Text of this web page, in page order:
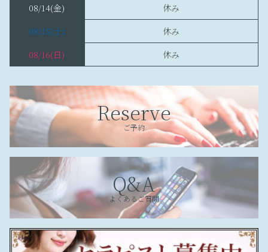
08/14(金)
08/15(土)
08/16(日)
休み
休み
休み
Reserve
ご予約
Q&A
よくあるご質問